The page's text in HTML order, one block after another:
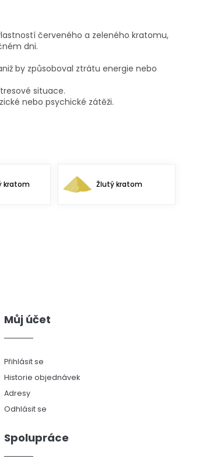
červeného a zeleného kratomu,
dni.
by způsoboval ztrátu energie nebo
situace.
nebo psychické zátěži.
kratom Žlutý kratom
Můj účet
Přihlásit se
Historie objednávek
Adresy
Odhlásit se
Spolupráce